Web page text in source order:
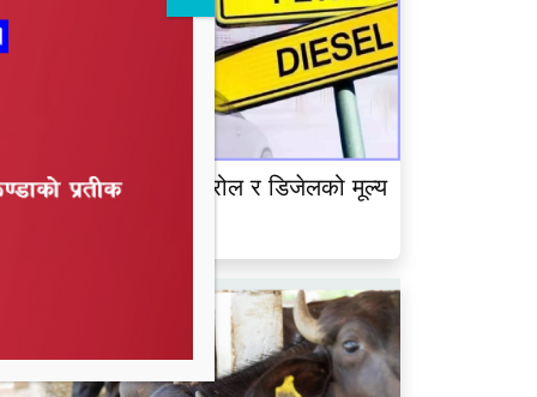
आयल निगमद्वारा पेट्रोल र डिजेलको मूल्य